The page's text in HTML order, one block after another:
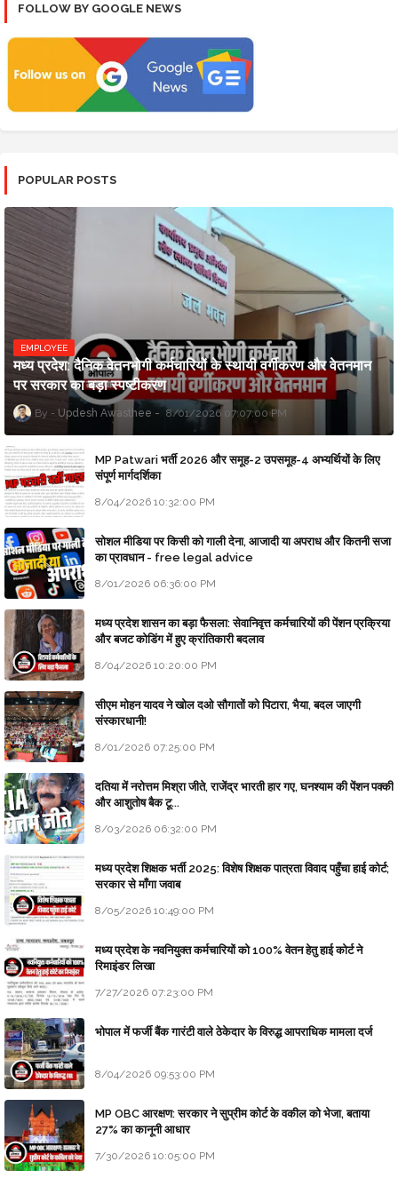
FOLLOW BY GOOGLE NEWS
POPULAR POSTS
EMPLOYEE
मध्य प्रदेश: दैनिक वेतनभोगी कर्मचारियों के स्थायी वर्गीकरण और वेतनमान
पर सरकार का बड़ा स्पष्टीकरण
Updesh Awasthee 8/01/2026 07:07:00 PM
MP Patwari भर्ती 2026 और समूह-2 उपसमूह-4 अभ्यर्थियों के लिए
संपूर्ण मार्गदर्शिका
8/04/2026 10:32:00 PM
सोशल मीडिया पर किसी को गाली देना, आजादी या अपराध और कितनी सजा
का प्रावधान - free legal advice
8/01/2026 06:36:00 PM
मध्य प्रदेश शासन का बड़ा फैसला: सेवानिवृत्त कर्मचारियों की पेंशन प्रक्रिया
और बजट कोडिंग में हुए क्रांतिकारी बदलाव
8/04/2026 10:20:00 PM
सीएम मोहन यादव ने खोल दओ सौगातों को पिटारा, भैया, बदल जाएगी
संस्कारधानी!
8/01/2026 07:25:00 PM
दतिया में नरोत्तम मिश्रा जीते, राजेंद्र भारती हार गए, घनश्याम की पेंशन पक्की
और आशुतोष बैक टू...
8/03/2026 06:32:00 PM
मध्य प्रदेश शिक्षक भर्ती 2025: विशेष शिक्षक पात्रता विवाद पहुँचा हाई कोर्ट;
सरकार से माँगा जवाब
8/05/2026 10:49:00 PM
मध्य प्रदेश के नवनियुक्त कर्मचारियों को 100% वेतन हेतु हाई कोर्ट ने
रिमाइंडर लिखा
7/27/2026 07:23:00 PM
भोपाल में फर्जी बैंक गारंटी वाले ठेकेदार के विरुद्ध आपराधिक मामला दर्ज
8/04/2026 09:53:00 PM
MP OBC आरक्षण: सरकार ने सुप्रीम कोर्ट के वकील को भेजा, बताया
27% का कानूनी आधार
7/30/2026 10:05:00 PM